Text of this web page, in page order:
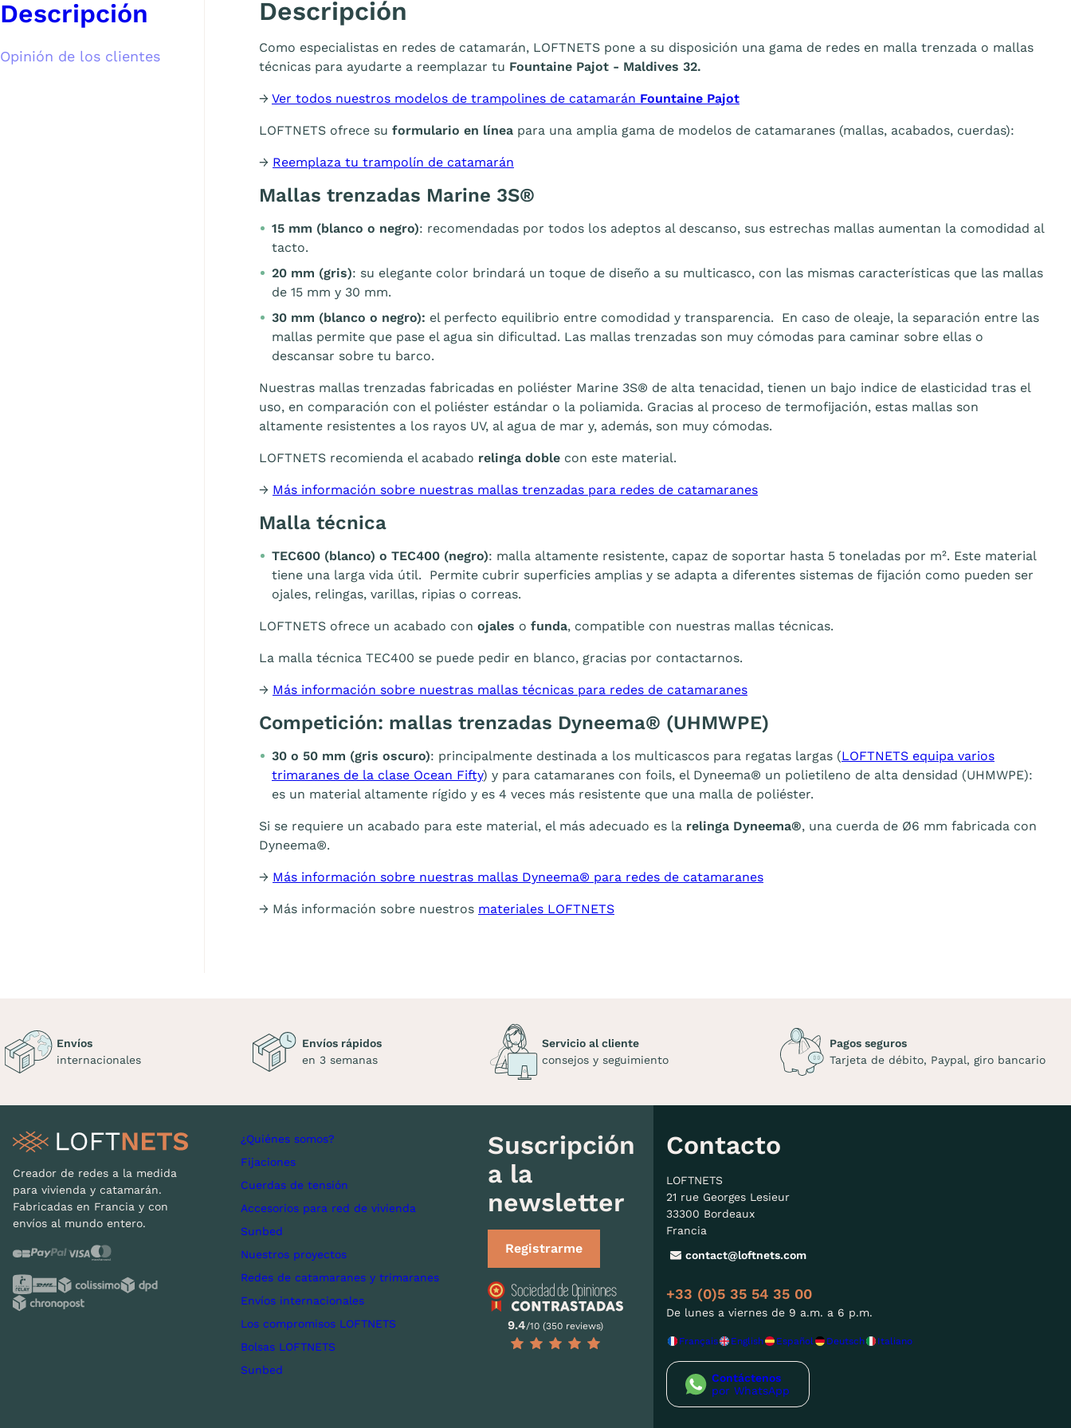
Descripción
Opinión de los clientes
Descripción
Como especialistas en redes de catamarán, LOFTNETS pone a su disposición una gama de redes en malla trenzada o mallas
técnicas para ayudarte a reemplazar tu Fountaine Pajot - Maldives 32.
→ Ver todos nuestros modelos de trampolines de catamarán Fountaine Pajot
LOFTNETS ofrece su formulario en línea para una amplia gama de modelos de catamaranes (mallas, acabados, cuerdas):
→ Reemplaza tu trampolín de catamarán
Mallas trenzadas Marine 3S®
15 mm (blanco o negro): recomendadas por todos los adeptos al descanso, sus estrechas mallas aumentan la comodidad al
tacto.
20 mm (gris): su elegante color brindará un toque de diseño a su multicasco, con las mismas características que las mallas
de 15 mm y 30 mm.
30 mm (blanco o negro): el perfecto equilibrio entre comodidad y transparencia. En caso de oleaje, la separación entre las
mallas permite que pase el agua sin dificultad. Las mallas trenzadas son muy cómodas para caminar sobre ellas o
descansar sobre tu barco.
Nuestras mallas trenzadas fabricadas en poliéster Marine 3S® de alta tenacidad, tienen un bajo indice de elasticidad tras el
uso, en comparación con el poliéster estándar o la poliamida. Gracias al proceso de termofijación, estas mallas son
altamente resistentes a los rayos UV, al agua de mar y, además, son muy cómodas.
LOFTNETS recomienda el acabado relinga doble con este material.
→ Más información sobre nuestras mallas trenzadas para redes de catamaranes
Malla técnica
TEC600 (blanco) o TEC400 (negro): malla altamente resistente, capaz de soportar hasta 5 toneladas por m². Este material
tiene una larga vida útil. Permite cubrir superficies amplias y se adapta a diferentes sistemas de fijación como pueden ser
ojales, relingas, varillas, ripias o correas.
LOFTNETS ofrece un acabado con ojales o funda, compatible con nuestras mallas técnicas.
La malla técnica TEC400 se puede pedir en blanco, gracias por contactarnos.
→ Más información sobre nuestras mallas técnicas para redes de catamaranes
Competición: mallas trenzadas Dyneema® (UHMWPE)
30 o 50 mm (gris oscuro): principalmente destinada a los multicascos para regatas largas (LOFTNETS equipa varios
trimaranes de la clase Ocean Fifty) y para catamaranes con foils, el Dyneema® un polietileno de alta densidad (UHMWPE):
es un material altamente rígido y es 4 veces más resistente que una malla de poliéster.
Si se requiere un acabado para este material, el más adecuado es la relinga Dyneema®, una cuerda de Ø6 mm fabricada con
Dyneema®.
→ Más información sobre nuestras mallas Dyneema® para redes de catamaranes
→ Más información sobre nuestros materiales LOFTNETS
Envíos
internacionales
Envíos rápidos
en 3 semanas
Servicio al cliente
consejos y seguimiento
Pagos seguros
Tarjeta de débito, Paypal, giro bancario
Creador de redes a la medida
para vivienda y catamarán.
Fabricadas en Francia y con
envíos al mundo entero.
¿Quiénes somos?
Fijaciones
Cuerdas de tensión
Accesorios para red de vivienda
Sunbed
Nuestros proyectos
Redes de catamaranes y trimaranes
Envíos internacionales
Los compromisos LOFTNETS
Bolsas LOFTNETS
Sunbed
Suscripción
a la
newsletter
Registrarme
9.4/10 (350 reviews)
Contacto
LOFTNETS
21 rue Georges Lesieur
33300 Bordeaux
Francia
contact@loftnets.com
+33 (0)5 35 54 35 00
De lunes a viernes de 9 a.m. a 6 p.m.
Français English Español Deutsch Italiano
Contáctenos
por WhatsApp